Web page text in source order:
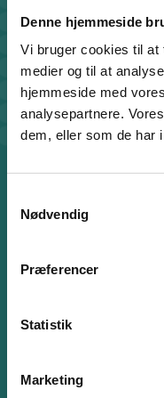
Denne hjemmeside
Vi bruger cookies til at
medier og til at
hjemmeside med
analysepartnere.
dem, eller som de har
Nødvendig
Præferencer
Statistik
Marketing
Kontakt
CISU - Civilsamfund i
Klosterport 4x, 8000
Kontakt sekretariatet
8612 0342
cisu@cisu.dk
Facebook
Find medarbejder
Indgiv en klage
Rådgivning